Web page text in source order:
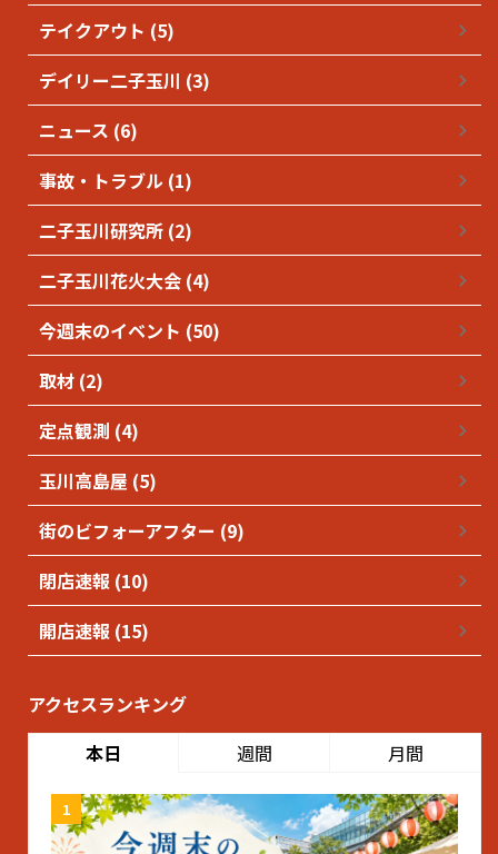
テイクアウト (5)
デイリー二子玉川 (3)
ニュース (6)
事故・トラブル (1)
二子玉川研究所 (2)
二子玉川花火大会 (4)
今週末のイベント (50)
取材 (2)
定点観測 (4)
玉川高島屋 (5)
街のビフォーアフター (9)
閉店速報 (10)
開店速報 (15)
アクセスランキング
本日
週間 月間